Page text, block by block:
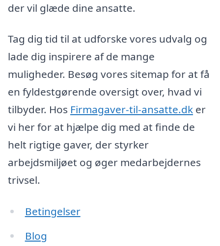
der vil glæde dine ansatte.
Tag dig tid til at udforske vores udvalg og
lade dig inspirere af de mange
muligheder. Besøg vores sitemap for at få
en fyldestgørende oversigt over, hvad vi
tilbyder. Hos Firmagaver-til-ansatte.dk er
vi her for at hjælpe dig med at finde de
helt rigtige gaver, der styrker
arbejdsmiljøet og øger medarbejdernes
trivsel.
Betingelser
Blog